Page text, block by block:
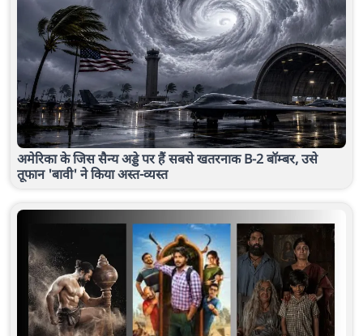
अमेरिका के जिस सैन्य अड्डे पर हैं सबसे खतरनाक B-2 बॉम्बर, उसे
तूफान 'बावी' ने किया अस्त-व्यस्त